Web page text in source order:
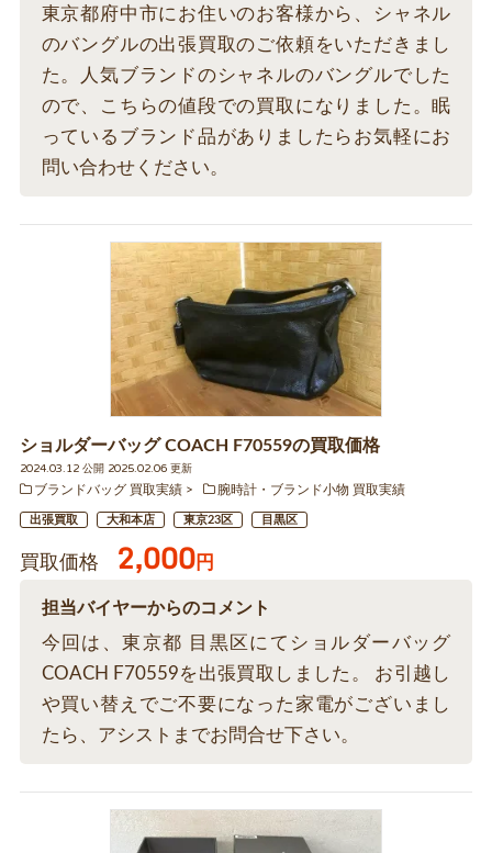
東京都府中市にお住いのお客様から、シャネル
のバングルの出張買取のご依頼をいただきまし
た。人気ブランドのシャネルのバングルでした
ので、こちらの値段での買取になりました。眠
っているブランド品がありましたらお気軽にお
問い合わせください。
ショルダーバッグ COACH F70559の買取価格
2024.03.12 公開 2025.02.06 更新
ブランドバッグ 買取実績
腕時計・ブランド小物 買取実績
出張買取 大和本店 東京23区 目黒区
買取価格 2,000円
担当バイヤーからのコメント
今回は、東京都 目黒区にてショルダーバッグ
COACH F70559を出張買取しました。 お引越し
や買い替えでご不要になった家電がございまし
たら、アシストまでお問合せ下さい。